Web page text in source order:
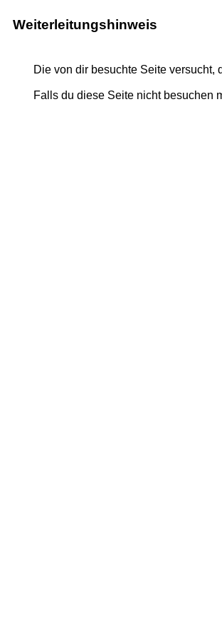
Weiterleitungshinweis
Die von dir besuchte Seite versucht,
Falls du diese Seite nicht besuchen